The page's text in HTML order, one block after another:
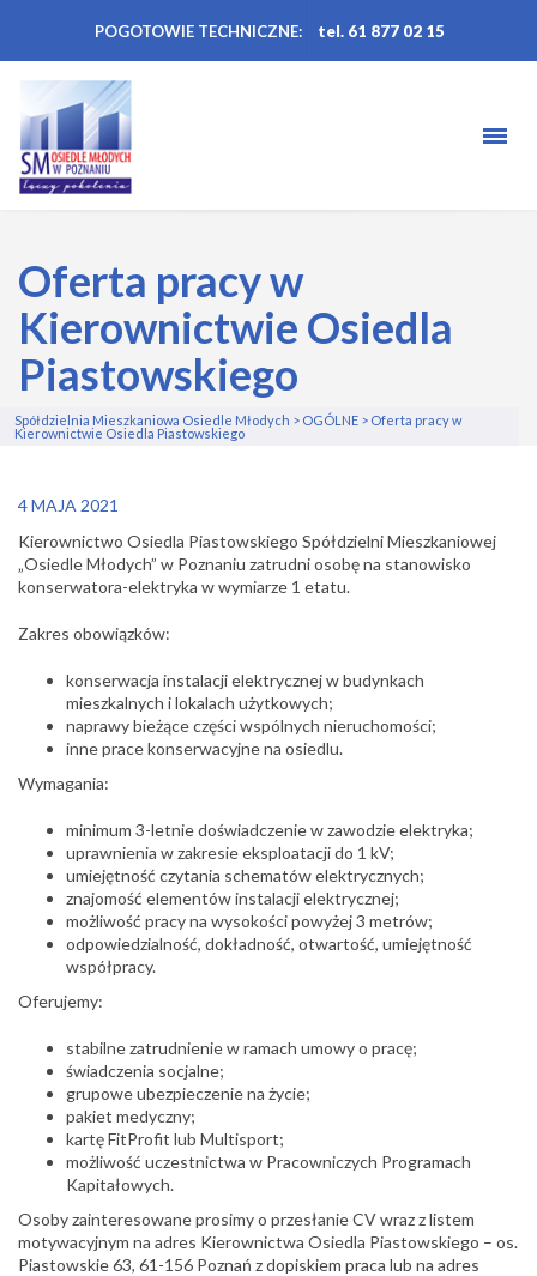
POGOTOWIE TECHNICZNE: tel. 61 877 02 15
Oferta pracy w
Kierownictwie Osiedla
Piastowskiego
Spółdzielnia Mieszkaniowa Osiedle Młodych > OGÓLNE > Oferta pracy w
Kierownictwie Osiedla Piastowskiego
4 MAJA 2021
Kierownictwo Osiedla Piastowskiego Spółdzielni Mieszkaniowej
„Osiedle Młodych” w Poznaniu zatrudni osobę na stanowisko
konserwatora-elektryka w wymiarze 1 etatu.
Zakres obowiązków:
konserwacja instalacji elektrycznej w budynkach
mieszkalnych i lokalach użytkowych;
naprawy bieżące części wspólnych nieruchomości;
inne prace konserwacyjne na osiedlu.
Wymagania:
minimum 3-letnie doświadczenie w zawodzie elektryka;
uprawnienia w zakresie eksploatacji do 1 kV;
umiejętność czytania schematów elektrycznych;
znajomość elementów instalacji elektrycznej;
możliwość pracy na wysokości powyżej 3 metrów;
odpowiedzialność, dokładność, otwartość, umiejętność
współpracy.
Oferujemy:
stabilne zatrudnienie w ramach umowy o pracę;
świadczenia socjalne;
grupowe ubezpieczenie na życie;
pakiet medyczny;
kartę FitProfit lub Multisport;
możliwość uczestnictwa w Pracowniczych Programach
Kapitałowych.
Osoby zainteresowane prosimy o przesłanie CV wraz z listem
motywacyjnym na adres Kierownictwa Osiedla Piastowskiego – os.
Piastowskie 63, 61-156 Poznań z dopiskiem praca lub na adres